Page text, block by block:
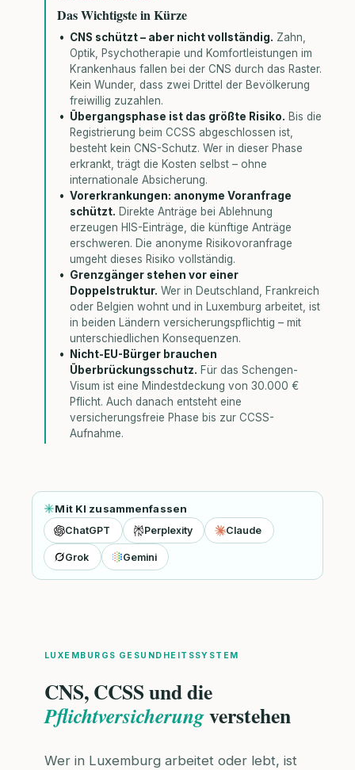
Das Wichtigste in Kürze
CNS schützt – aber nicht vollständig. Zahn,
Optik, Psychotherapie und Komfortleistungen im
Krankenhaus fallen bei der CNS durch das Raster.
Kein Wunder, dass zwei Drittel der Bevölkerung
freiwillig zuzahlen.
Übergangsphase ist das größte Risiko. Bis die
Registrierung beim CCSS abgeschlossen ist,
besteht kein CNS-Schutz. Wer in dieser Phase
erkrankt, trägt die Kosten selbst – ohne
internationale Absicherung.
Vorerkrankungen: anonyme Voranfrage
schützt. Direkte Anträge bei Ablehnung
erzeugen HIS-Einträge, die künftige Anträge
erschweren. Die anonyme Risikovoranfrage
umgeht dieses Risiko vollständig.
Grenzgänger stehen vor einer
Doppelstruktur. Wer in Deutschland, Frankreich
oder Belgien wohnt und in Luxemburg arbeitet, ist
in beiden Ländern versicherungspflichtig – mit
unterschiedlichen Konsequenzen.
Nicht-EU-Bürger brauchen
Überbrückungsschutz. Für das Schengen-
Visum ist eine Mindestdeckung von 30.000 €
Pflicht. Auch danach entsteht eine
versicherungsfreie Phase bis zur CCSS-
Aufnahme.
Mit KI zusammenfassen
ChatGPT Perplexity Claude
Grok Gemini
LUXEMBURGS GESUNDHEITSSYSTEM
CNS, CCSS und die
Pflichtversicherungverstehen
Wer in Luxemburg arbeitet oder lebt, ist